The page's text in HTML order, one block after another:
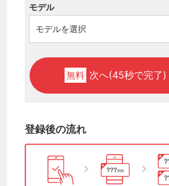
モデル
無料 次へ(45秒で完了)
登録後の流れ